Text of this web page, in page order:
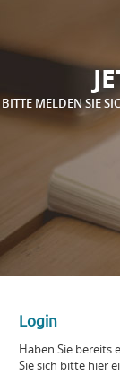
BITTE MELDEN SIE
Login
Haben Sie bereits
Sie sich bitte hier